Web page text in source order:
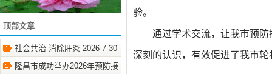
顶部文章
社会共治 消除肝炎 2026-7-30
隆昌市成功举办2026年预防接.. 2026-7-21
验。
通过学术交流，让我市预
深刻的认识，有效促进了我市